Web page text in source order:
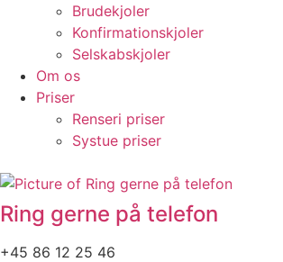
Brudekjoler
Konfirmationskjoler
Selskabskjoler
Om os
Priser
Renseri priser
Systue priser
Ring gerne på telefon
+45 86 12 25 46